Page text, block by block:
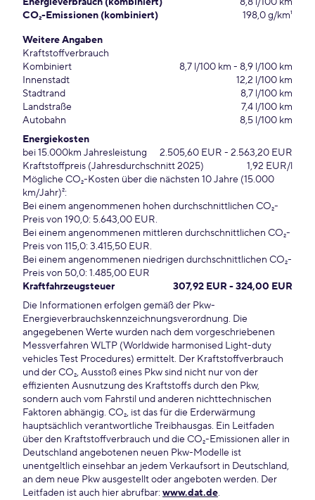
CO₂-Emissionen (kombiniert)
198,0 g/km¹
Weitere Angaben
Kraftstoffverbrauch
Kombiniert
8,7 l/100 km - 8,9 l/100 km
Innenstadt
12,2 l/100 km
Stadtrand
8,7 l/100 km
Landstraße
7,4 l/100 km
Autobahn
8,5 l/100 km
Energiekosten
bei 15.000km Jahresleistung
2.505,60 EUR - 2.563,20 EUR
Kraftstoffpreis (Jahresdurchschnitt 2025)
1,92 EUR/l
Mögliche CO₂-Kosten über die nächsten 10 Jahre (15.000
km/Jahr)²:
Bei einem angenommenen hohen durchschnittlichen CO₂-
Preis von 190,0: 5.643,00 EUR.
Bei einem angenommenen mittleren durchschnittlichen CO₂-
Preis von 115,0: 3.415,50 EUR.
Bei einem angenommenen niedrigen durchschnittlichen CO₂-
Preis von 50,0: 1.485,00 EUR
Kraftfahrzeugsteuer
307,92 EUR - 324,00 EUR
Die Informationen erfolgen gemäß der Pkw-
Energieverbrauchskennzeichnungsverordnung. Die
angegebenen Werte wurden nach dem vorgeschriebenen
Messverfahren WLTP (Worldwide harmonised Light-duty
vehicles Test Procedures) ermittelt. Der Kraftstoffverbrauch
und der CO₂, Ausstoß eines Pkw sind nicht nur von der
effizienten Ausnutzung des Kraftstoffs durch den Pkw,
sondern auch vom Fahrstil und anderen nichttechnischen
Faktoren abhängig. CO₂, ist das für die Erderwärmung
hauptsächlich verantwortliche Treibhausgas. Ein Leitfaden
über den Kraftstoffverbrauch und die CO₂-Emissionen aller in
Deutschland angebotenen neuen Pkw-Modelle ist
unentgeltlich einsehbar an jedem Verkaufsort in Deutschland,
an dem neue Pkw ausgestellt oder angeboten werden. Der
Leitfaden ist auch hier abrufbar: www.dat.de.